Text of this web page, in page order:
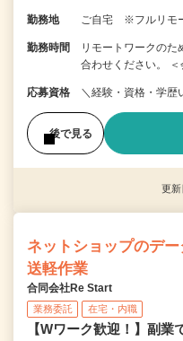
勤務地 ご自宅 ※フルリモ
勤務時間
リモートワークのた
合わせください。
応募資格 ＼経験・資格・学歴
後で見る
更
ネットショップのデ
送軽作業
合同会社Re Start
業務委託 在宅・内職
【Wワーク歓迎！】副業